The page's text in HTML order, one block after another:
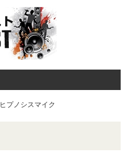
ヒプノシスマイク